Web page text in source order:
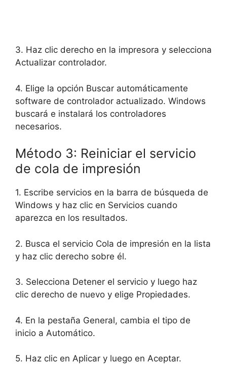
3. Haz clic derecho en la impresora y selecciona
Actualizar controlador.
4. Elige la opción Buscar automáticamente
software de controlador actualizado. Windows
buscará e instalará los controladores
necesarios.
Método 3: Reiniciar el servicio
de cola de impresión
1. Escribe servicios en la barra de búsqueda de
Windows y haz clic en Servicios cuando
aparezca en los resultados.
2. Busca el servicio Cola de impresión en la lista
y haz clic derecho sobre él.
3. Selecciona Detener el servicio y luego haz
clic derecho de nuevo y elige Propiedades.
4. En la pestaña General, cambia el tipo de
inicio a Automático.
5. Haz clic en Aplicar y luego en Aceptar.